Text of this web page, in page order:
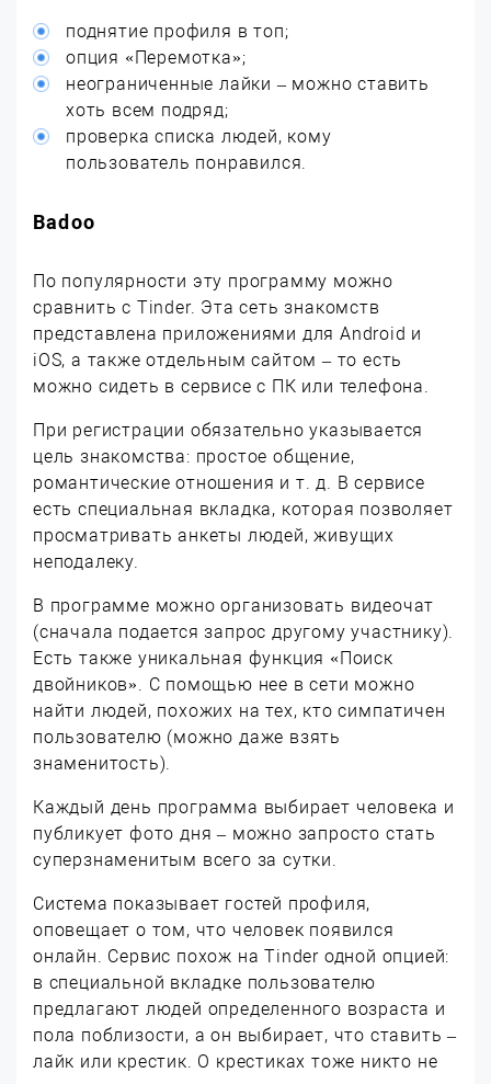
поднятие профиля в топ;
опция «Перемотка»;
неограниченные лайки – можно ставить
хоть всем подряд;
проверка списка людей, кому
пользователь понравился.
Badoo
По популярности эту программу можно
сравнить с Tinder. Эта сеть знакомств
представлена приложениями для Android и
iOS, а также отдельным сайтом – то есть
можно сидеть в сервисе с ПК или телефона.
При регистрации обязательно указывается
цель знакомства: простое общение,
романтические отношения и т. д. В сервисе
есть специальная вкладка, которая позволяет
просматривать анкеты людей, живущих
неподалеку.
В программе можно организовать видеочат
(сначала подается запрос другому участнику).
Есть также уникальная функция «Поиск
двойников». С помощью нее в сети можно
найти людей, похожих на тех, кто симпатичен
пользователю (можно даже взять
знаменитость).
Каждый день программа выбирает человека и
публикует фото дня – можно запросто стать
суперзнаменитым всего за сутки.
Система показывает гостей профиля,
оповещает о том, что человек появился
онлайн. Сервис похож на Tinder одной опцией:
в специальной вкладке пользователю
предлагают людей определенного возраста и
пола поблизости, а он выбирает, что ставить –
лайк или крестик. О крестиках тоже никто не